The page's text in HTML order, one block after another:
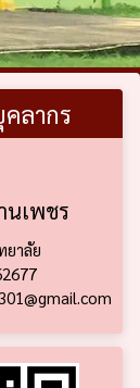
การการเขียนโ
ลากร
นเพชร
ยาลัย